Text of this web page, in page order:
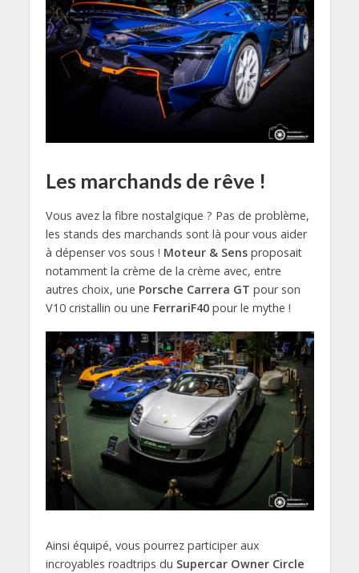
Les marchands de rêve !
Vous avez la fibre nostalgique ? Pas de problème,
les stands des marchands sont là pour vous aider
à dépenser vos sous ! Moteur & Sensproposait
notamment la crème de la crème avec, entre
autres choix, une Porsche Carrera GT pour son
V10 cristallin ou une FerrariF40pour le mythe !
Ainsi équipé, vous pourrez participer aux
incroyables roadtrips du Supercar Owner Circle